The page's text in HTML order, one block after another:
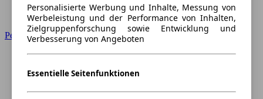
Peugeot
Personalisierte Werbung und Inhalte, Messung von
Werbeleistung und der Performance von Inhalten,
Zielgruppenforschung sowie Entwicklung und
Verbesserung von Angeboten
Essentielle Seitenfunktionen